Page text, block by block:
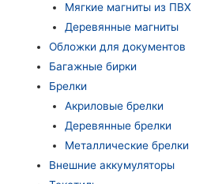
Мягкие магниты из ПВХ
Деревянные магниты
Обложки для документов
Багажные бирки
Брелки
Акриловые брелки
Деревянные брелки
Металлические брелки
Внешние аккумуляторы